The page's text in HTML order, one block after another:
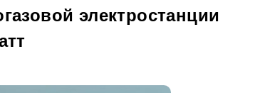
электростанции